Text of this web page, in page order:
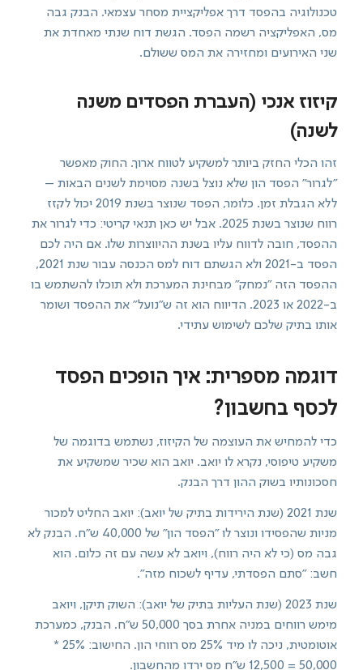
טכנולוגיה בהפסד דרך אפליקציית מסחר עצמאי. הבנק גבה
מס, האפליקציה רשמה הפסד. הגשת דוח שנתי מאחדת את
שני האירועים ומחזירה את המס ששולם.
קיזוז אנכי (העברת הפסדים משנה
לשנה)
זהו הכלי החזק ביותר למשקיע לטווח ארוך. החוק מאפשר
"לגרור" הפסד הון שלא נוצל בשנה מסוימת לשנים הבאות –
ללא הגבלת זמן. כלומר, הפסד שנוצר בשנת 2019 יכול לקזז
רווח שנוצר בשנת 2025. אבל יש כאן תנאי קריטי: כדי לגרור את
ההפסד, חובה לדווח עליו בשנת ההיווצרות שלו. אם היה לכם
הפסד ב-2021 ולא הגשתם דוח למס הכנסה עבור שנת 2021,
ההפסד הזה "נמחק" מבחינת המערכת ולא תוכלו להשתמש בו
ב-2022 או 2023. הדיווח הוא זה ש"נועל" את ההפסד ושומר
אותו בתיק שלכם לשימוש עתידי.
דוגמה מספרית: איך הופכים הפסד
לכסף בחשבון?
כדי להמחיש את העוצמה של הקיזוז, נשתמש בדוגמה של
משקיע טיפוסי, נקרא לו יואב. יואב הוא שכיר שמשקיע את
חסכונותיו בשוק ההון דרך הבנק.
שנת 2021 (שנת הירידות בתיק של יואב): יואב החליט למכור
מניות שהפסידו ונוצר לו "הפסד הון" של 40,000 ש"ח. הבנק לא
גבה מס (כי לא היה רווח), ויואב לא עשה עם זה כלום. הוא
חשב: "סתם הפסדתי, עדיף לשכוח מזה".
שנת 2023 (שנת העליות בתיק של יואב): השוק תיקן, ויואב
מימש רווחים במניה אחרת בסך 50,000 ש"ח. הבנק, כמערכת
אוטומטית, ניכה לו מיד 25% מס רווחי הון. החישוב: 25% *
50,000 = 12,500 ש"ח מס ירדו מהחשבון.